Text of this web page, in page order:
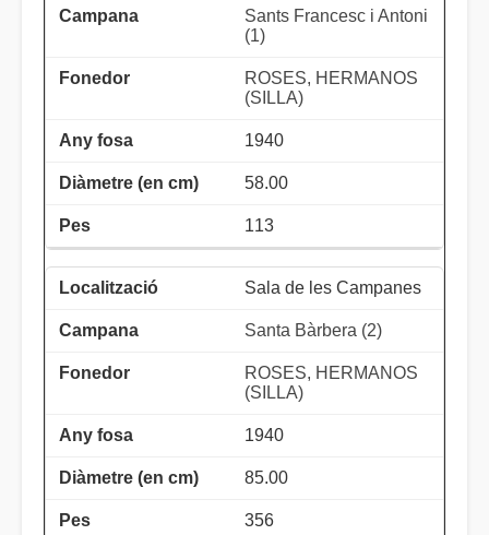
Sants Francesc i Antoni
(1)
ROSES, HERMANOS
(SILLA)
1940
58.00
113
Sala de les Campanes
Santa Bàrbera (2)
ROSES, HERMANOS
(SILLA)
1940
85.00
356